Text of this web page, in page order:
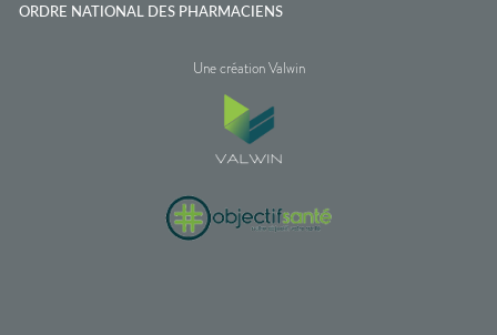
ORDRE NATIONAL DES PHARMACIENS
Une création Valwin